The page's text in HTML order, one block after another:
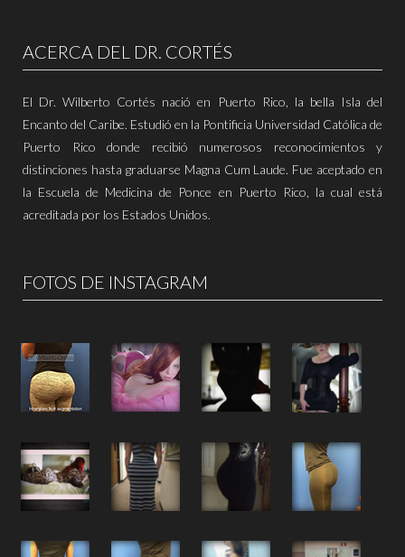
ACERCA DEL DR. CORTÉS
El Dr. Wilberto Cortés nació en Puerto Rico, la bella Isla del
Encanto del Caribe. Estudió en la Pontificia Universidad Católica de
Puerto Rico donde recibió numerosos reconocimientos y
distinciones hasta graduarse Magna Cum Laude. Fue aceptado en
la Escuela de Medicina de Ponce en Puerto Rico, la cual está
acreditada por los Estados Unidos.
FOTOS DE INSTAGRAM